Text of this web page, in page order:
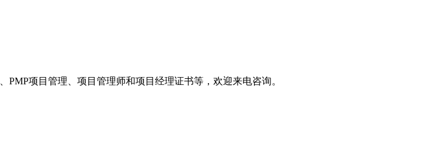
、PMP项目管理、项目管理师和项目经理证书等，欢迎来电咨询。